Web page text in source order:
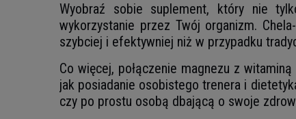
Wyobraź sobie suplement, który nie
wykorzystanie przez Twój organizm.
szybciej i efektywniej niż w przypadku
Co więcej, połączenie magnezu z
jak posiadanie osobistego trenera i
czy po prostu osobą dbającą o swoje